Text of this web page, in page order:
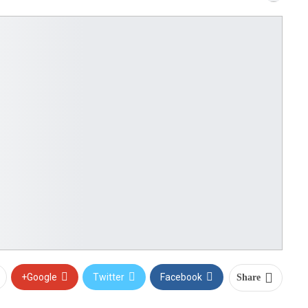
Share
Facebook
Twitter
Google+